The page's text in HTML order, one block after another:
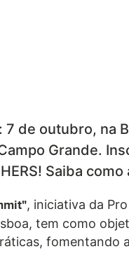
7 de outubro, na
Grande.
Saiba como
, iniciativa da
tem como
fomentando